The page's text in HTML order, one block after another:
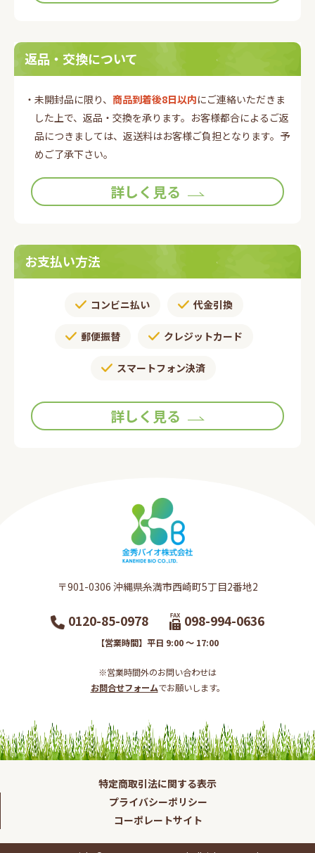
返品・交換について
・未開封品に限り、 商品到着後8日以内にご連絡いただきま
した上で、返品・交換を承ります。お客様都合によるご返
品につきましては、返送料はお客様ご負担となります。予
めご了承下さい。
詳しく見る
お支払い方法
コンビニ払い 代金引換
郵便振替​ クレジットカード
スマートフォン決済
詳しく見る
〒901-0306​ 沖縄県糸満市西崎町5丁目2番地2​
0120-85-0978 098-994-0636
【営業時間】平日 9:00 ～ 17:00
※営業時間外のお問い合わせは
お問合せフォームでお願いします。​
特定商取引法に関する表示
プライバシーポリシー
コーポレートサイト